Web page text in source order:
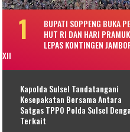
BUPATI SOPPENG BUKA
HUT RI DAN HARI
LEPAS KONTINGEN
XII
Kapolda Sulsel Tandatangani
Kesepakatan Bersama Antara
Satgas TPPO Polda Sulsel
Terkait